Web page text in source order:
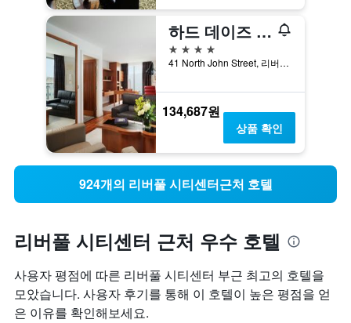
하드 데이즈 나이트 호텔 리버풀
4성급
41 North John Street, 리버풀, 영국
134,687원
상품 확인
924개의 리버풀 시티센터근처 호텔
리버풀 시티센터 근처 우수 호텔
사용자 평점에 따른 리버풀 시티센터 부근 최고의 호텔을
모았습니다. 사용자 후기를 통해 이 호텔이 높은 평점을 얻
은 이유를 확인해보세요.